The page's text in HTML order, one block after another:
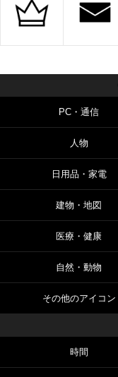
PC・通信
人物
日用品・家電
建物・地図
医療・健康
自然・動物
その他のアイコン
時間